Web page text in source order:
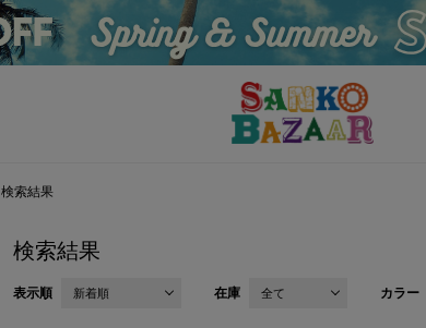
検索結果
検索結果
表示順 新着順 在庫 全て カラー